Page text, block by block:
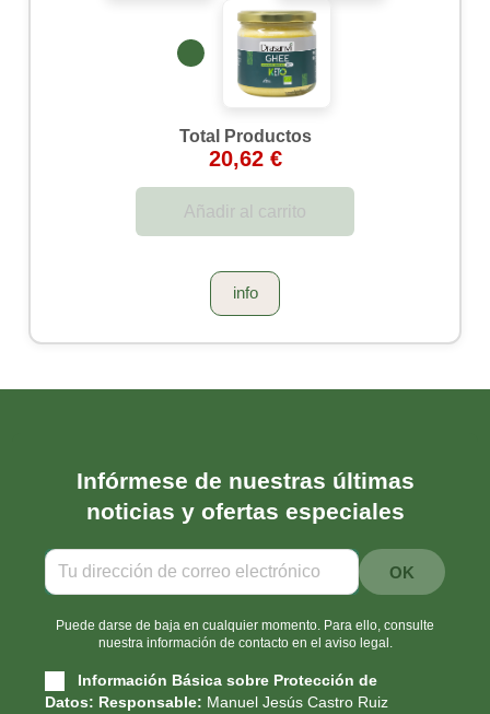
Total Productos
20,62 €
Añadir al carrito
info
Infórmese de nuestras últimas
noticias y ofertas especiales
Puede darse de baja en cualquier momento. Para ello, consulte
nuestra información de contacto en el aviso legal.
Información Básica sobre Protección de
Datos: Responsable: Manuel Jesús Castro Ruiz